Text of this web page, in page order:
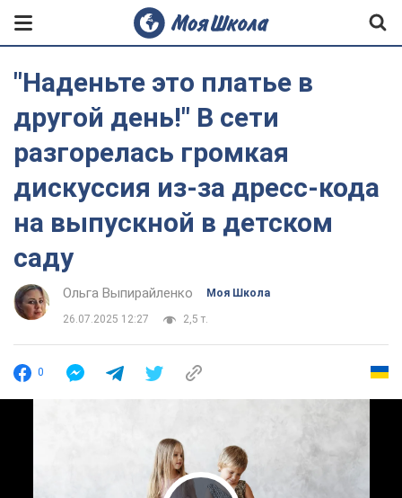
"Наденьте это платье в
другой день!" В сети
разгорелась громкая
дискуссия из-за дресс-кода
на выпускной в детском
саду
Ольга Выпирайленко Моя Школа
26.07.2025 12:27 2,5 т.
0